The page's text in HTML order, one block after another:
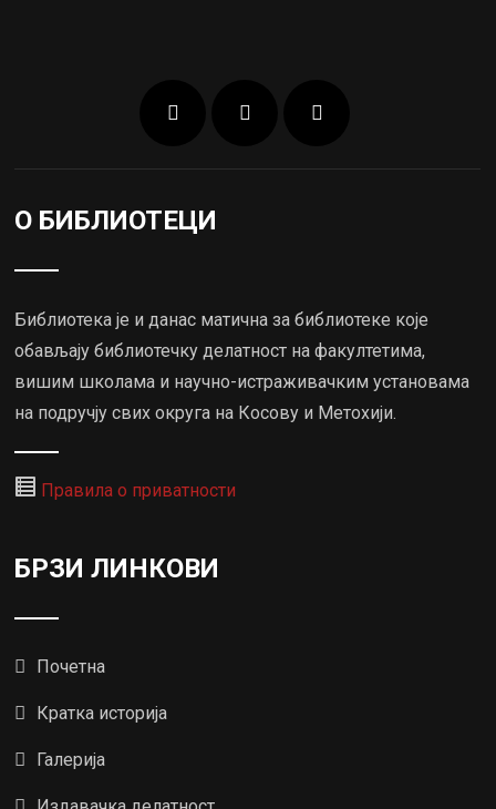
О БИБЛИОТЕЦИ
Библиотека је и данас матична за библиотеке које
обављају библиотечку делатност на факултетима,
вишим школама и научно-истраживачким установама
на подручју свих округа на Косову и Метохији.
Правила о приватности
БРЗИ ЛИНКОВИ
Почетна
Кратка историја
Галерија